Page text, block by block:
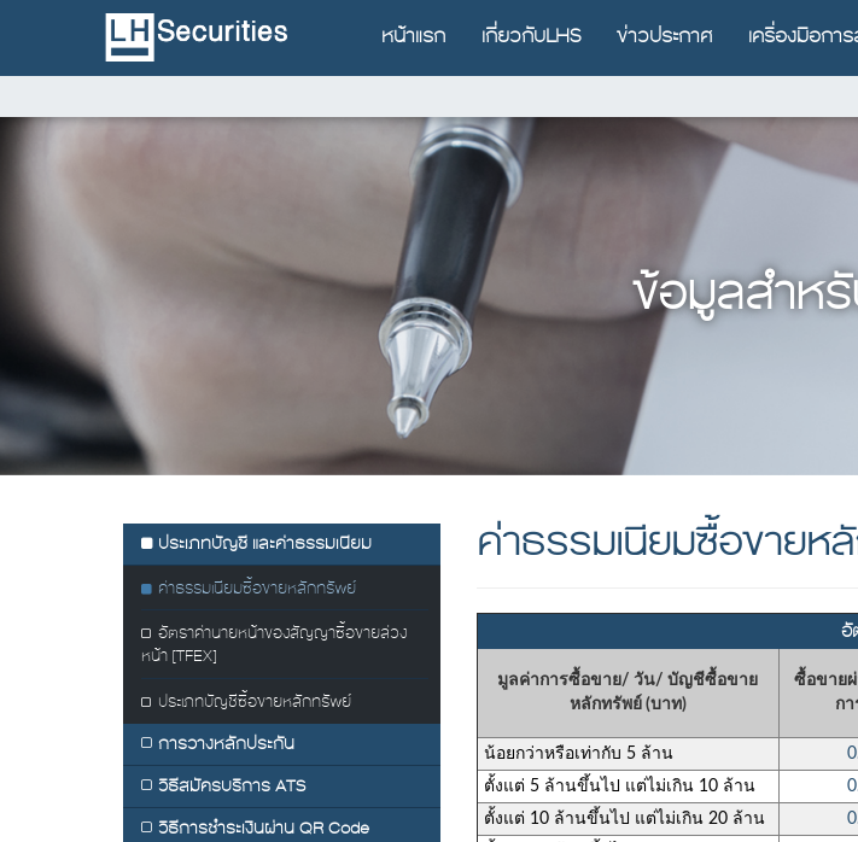
หน้าแรก เกี่ยวกับLHS ข่าวประกาศ เครื่องมือกา
ข้อมูลสำห
ประเภทบัญชี และค่าธรรมเนียม
ค่าธรรมเนียมซื้อขายหลักทรัพย์
อัตราค่านายหน้าของสัญญาซื้อขายล่วง
หน้า [TFEX]
ประเภทบัญชีซื้อขายหลักทรัพย์
การวางหลักประกัน
วิธีสมัครบริการ ATS
วิธีการชำระเงินผ่าน QR Code
ค่าธรรมเนียมซื้อขาย
อั
มูลค่าการซื้อขาย/ วัน/ บัญชีซื้อขาย
หลักทรัพย์ (บาท)
ซื้อขาย
ก
น้อยกว่าหรือเท่ากับ 5 ล้าน
ตั้งแต่ 5 ล้านขึ้นไป แต่ไม่เกิน 10 ล้าน
ตั้งแต่ 10 ล้านขึ้นไป แต่ไม่เกิน 20 ล้าน